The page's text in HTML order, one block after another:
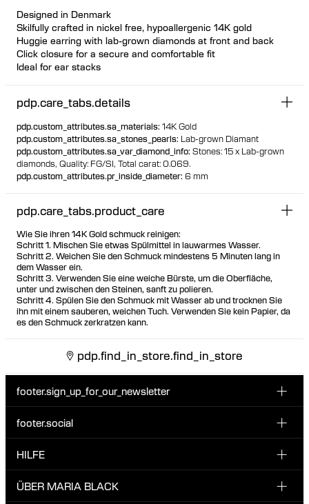
Designed in Denmark
Skilfully crafted in nickel free, hypoallergenic 14K gold
Huggie earring with lab-grown diamonds at front and back
Click closure for a secure and comfortable fit
Ideal for ear stacks
pdp.care_tabs.details
pdp.custom_attributes.sa_materials: 14K Gold
pdp.custom_attributes.sa_stones_pearls: Lab-grown Diamant
pdp.custom_attributes.sa_var_diamond_info: Stones: 15 x Lab-grown
diamonds, Quality: FG/SI, Total carat: 0.069.
pdp.custom_attributes.pr_inside_diameter: 6 mm
pdp.care_tabs.product_care
Wie Sie ihren 14K Gold schmuck reinigen:
Schritt 1. Mischen Sie etwas Spülmittel in lauwarmes Wasser.
Schritt 2. Weichen Sie den Schmuck mindestens 5 Minuten lang in
dem Wasser ein.
Schritt 3. Verwenden Sie eine weiche Bürste, um die Oberfläche,
unter und zwischen den Steinen, sanft zu polieren.
Schritt 4. Spülen Sie den Schmuck mit Wasser ab und trocknen Sie
ihn mit einem sauberen, weichen Tuch. Verwenden Sie kein Papier, da
es den Schmuck zerkratzen kann.
pdp.find_in_store.find_in_store
footer.sign_up_for_our_newsletter
Melde dich für unseren Newsletter an und erhalte 10 %
footer.social
INSTAGRAM
TIKTOK
HILFE
KUNDENSERVICE & KONTAKT
ÜBER MARIA BLACK